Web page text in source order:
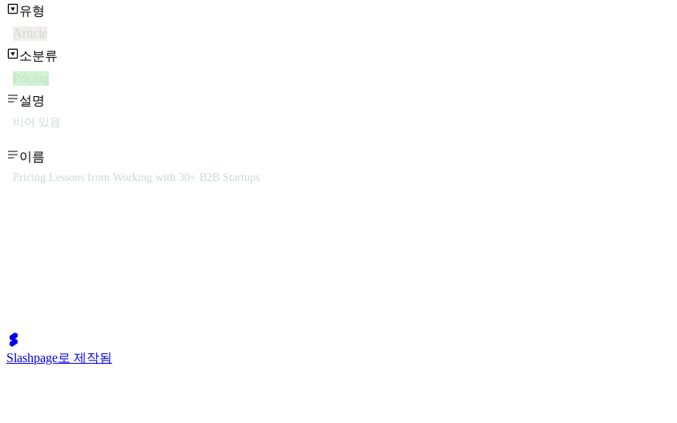
유형
Article
소분류
Pricing
설명
비어 있음
이름
Pricing Lessons from Working with 30+ B2B Startups
Slashpage로 제작됨